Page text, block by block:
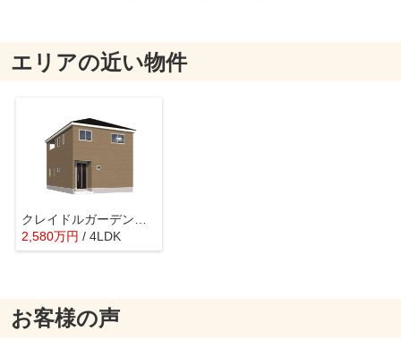
エリアの近い物件
2,580万円 / 4LDK
お客様の声